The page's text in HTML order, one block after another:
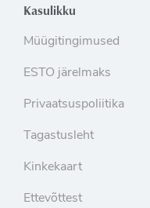
Kasulikku
Müügitingimused
ESTO järelmaks
Privaatsuspoliitika
Tagastusleht
Kinkekaart
Ettevõttest